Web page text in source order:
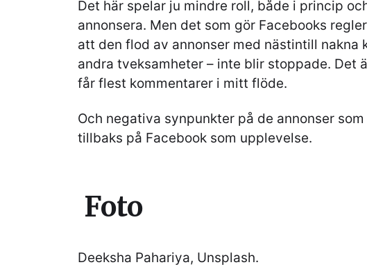
Det här spelar ju mindre roll, både i princip
annonsera. Men det som gör Facebooks
att den flod av annonser med nästintill nakna
andra tveksamheter – inte blir stoppade. Det
får flest kommentarer i mitt flöde.
Och negativa synpunkter på de annonser
tillbaks på Facebook som upplevelse.
Foto
Deeksha Pahariya, Unsplash.